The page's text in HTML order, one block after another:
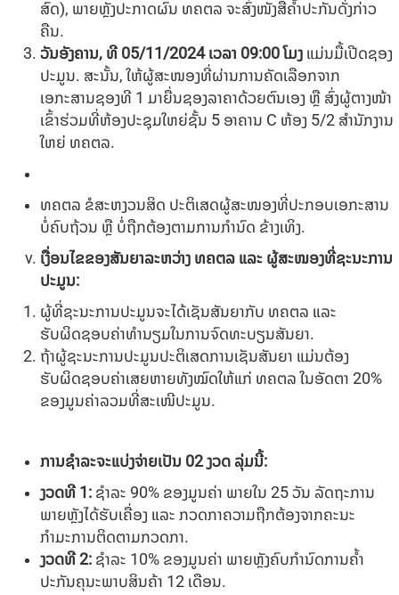
ສົດ), ພາຍຫຼັງປະກາດຜົນ ທຄຕລ ຈະສົ່ງໜັງສືຄໍ້າປະກັນດັ່ງກ່າວ
ຄືນ.
ວັນອັງຄານ, ທີ 05/11/2024 ເວລາ 09:00ໂມງ ແມ່ນມື້ເປີດຊອງ
ປະມູນ. ສະນັ້ນ, ໃຫ້ຜູ້ສະໜອງທີ່ຜ່ານການຄັດເລືອກຈາກ
ເອກະສານຊອງທີ 1 ມາຍື່ນຊອງລາຄາດ້ວຍຕົນເອງ ຫຼື ສົ່ງຜູ້ຕາງໜ້າ
ເຂົ້າຮ່ວມທີ່ຫ້ອງປະຊຸມໃຫຍ່ຊັ້ນ 5 ອາຄານ C ຫ້ອງ 5/2 ສໍານັກງານ
ໃຫຍ່ ທຄຕລ.
ທຄຕລ ຂໍສະຫງວນສິດ ປະຕິເສດຜູ້ສະໜອງທີ່ປະກອບເອກະສານ
ບໍ່ຄົບຖ້ວນ ຫຼື ບໍ່ຖືກຕ້ອງຕາມການກຳນົດ ຂ້າງເທິງ.
ເງື່ອນໄຂຂອງສັນຍາລະຫວ່າງ ທຄຕລ ແລະ ຜູ້ສະໜອງທີ່ຊະນະການ
ປະມູນ:
ຜູ້ທີ່ຊະນະການປະມູນຈະໄດ້ເຊັນສັນຍາກັບ ທຄຕລ ແລະ
ຮັບຜິດຊອບຄ່າທຳນຽມໃນການຈົດທະບຽນສັນຍາ.
ຖ້າຜູ້ຊະນະການປະມູນປະຕິເສດການເຊັນສັນຍາ ແມ່ນຕ້ອງ
ຮັບຜິດຊອບຄ່າເສຍຫາຍທັງໝົດໃຫ້ແກ່ ທຄຕລ ໃນອັດຕາ 20%
ຂອງມູນຄ່າລວມທີ່ສະເໜີປະມູນ.
ການຊໍາລະຈະແບ່ງຈ່າຍເປັນ 02ງວດ ລຸ່ມນີ້:
ງວດທີ 1 : ຊໍາລະ 90% ຂອງມູນຄ່າ ພາຍໃນ 25 ວັນ ລັດຖະການ
ພາຍຫຼັງໄດ້ຮັບເຄື່ອງ ແລະ ກວດກາຄວາມຖືກຕ້ອງຈາກຄະນະ
ກຳມະການຕິດຕາມກວດກາ.
ງວດທີ 2: ຊໍາລະ 10% ຂອງມູນຄ່າ ພາຍຫຼັງຄົບກໍານົດການຄໍ້າ
ປະກັນຄຸນະພາບສິນຄ້າ 12 ເດືອນ.